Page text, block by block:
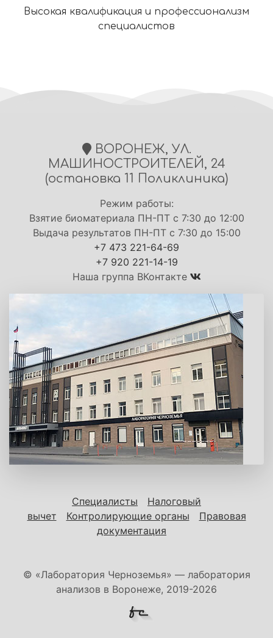
Высокая квалификация и профессионализм
специалистов
ВОРОНЕЖ, УЛ.
МАШИНОСТРОИТЕЛЕЙ, 24
(остановка 11 Поликлиника)
Режим работы:
Взятие биоматериала ПН-ПТ с 7:30 до 12:00
Выдача результатов ПН-ПТ с 7:30 до 15:00
+7 473 221-64-69
+7 920 221-14-19
Наша группа ВКонтакте
Специалисты
Налоговый
вычет
Контролирующие органы
Правовая
документация
© «Лаборатория Черноземья» — лаборатория
анализов в Воронеже, 2019-2026